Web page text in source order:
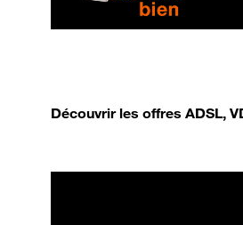
Découvrir les offres ADSL,